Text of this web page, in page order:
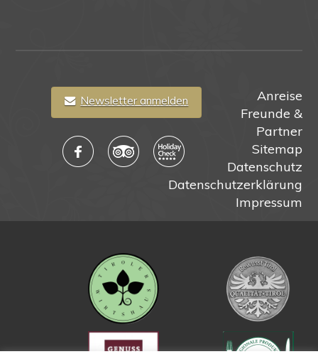
Newsletter anmelden
Anreise
Freunde &
Partner
Sitemap
Datenschutz
Datenschutzerklärung
Impressum